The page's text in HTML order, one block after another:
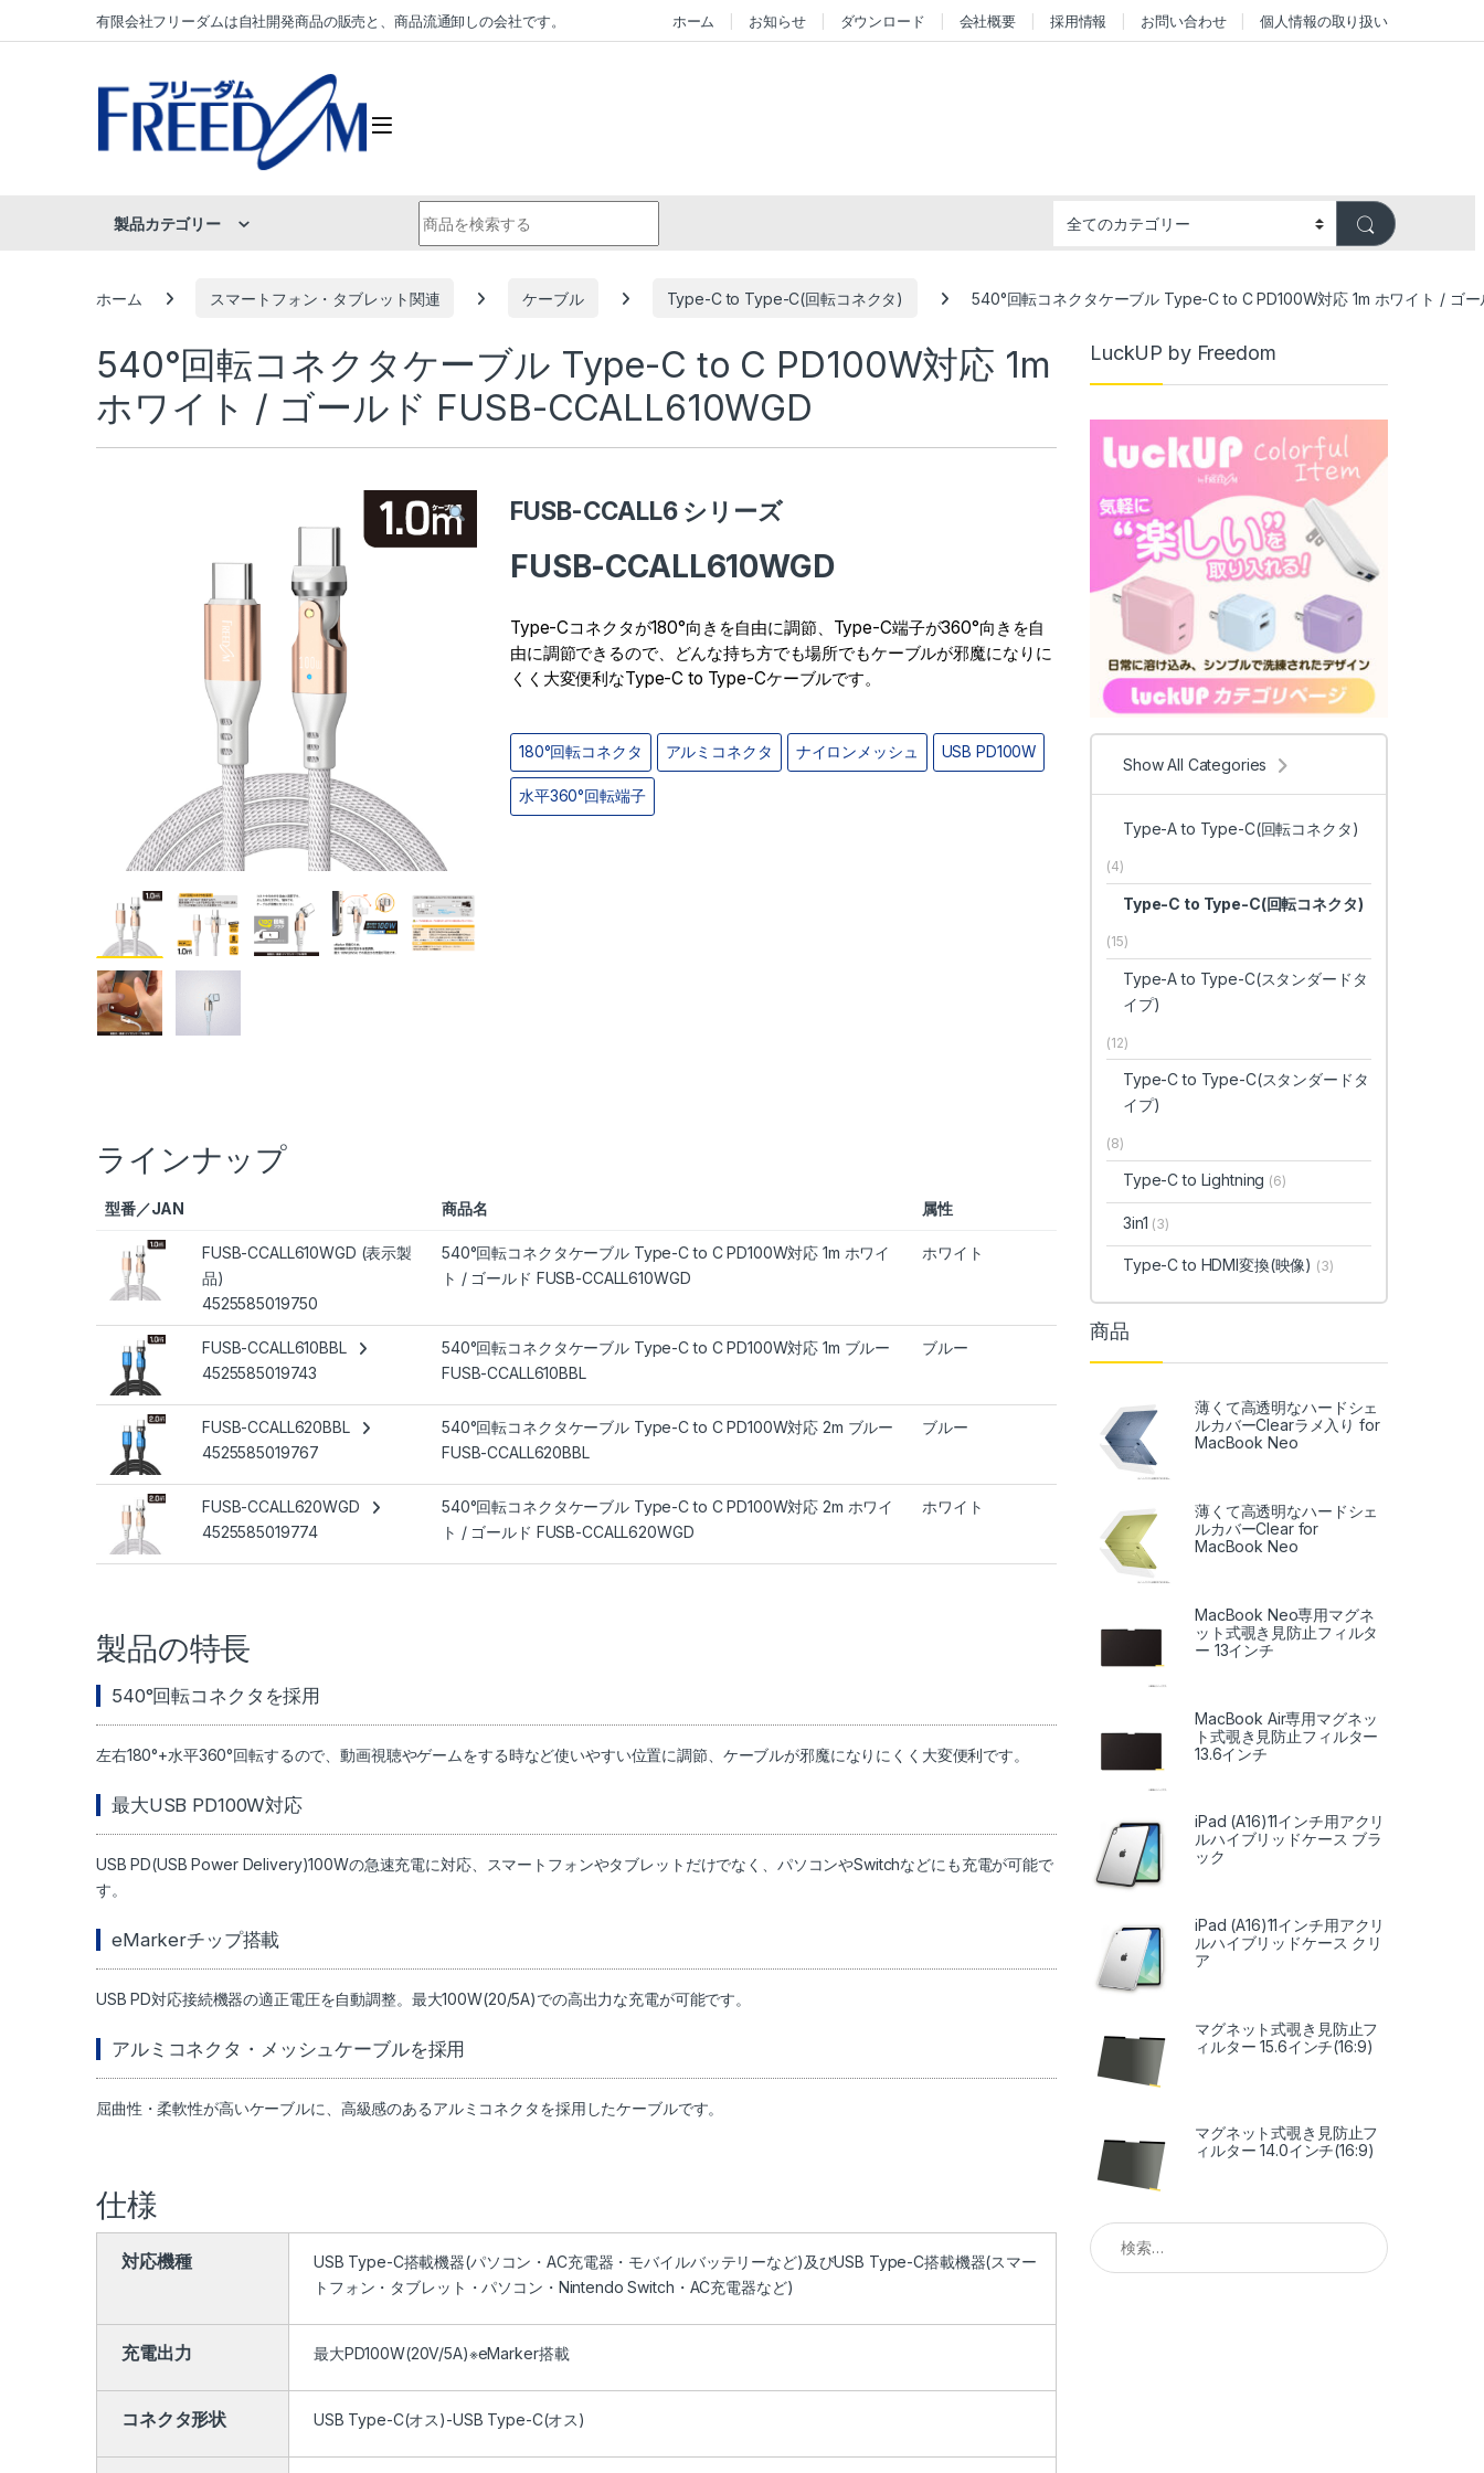
Skip to navigation
Skip to content有限会社フリーダムは自社開発商品の販売と、商品流通卸しの会社です。 ホーム お知らせ ダウンロード 会社概要 採用情報 お問い合わせ 個人情報の取り扱い
製品カテゴリー
ホーム スマートフォン・タブレット関連 ケーブル Type-C to Type-C(回転コネクタ) 540°回転コネクタケーブル Type-C to C PD100W対応 1m ホワイト / ゴー
540°回転コネクタケーブル Type-C to C PD100W対応 1m
ホワイト / ゴールド FUSB-CCALL610WGD
FUSB-CCALL6 シリーズ
FUSB-CCALL610WGD
Type-Cコネクタが180°向きを自由に調節、Type-C端子が360°向きを自
由に調節できるので、どんな持ち方でも場所でもケーブルが邪魔になりに
くく大変便利なType-C to Type-Cケーブルです。
180°回転コネクタ アルミコネクタ ナイロンメッシュ USB PD100W
水平360°回転端子
ラインナップ
型番／JAN 商品名 属性
FUSB-CCALL610WGD (表示製
品)
4525585019750
540°回転コネクタケーブル Type-C to C PD100W対応 1m ホワイ
ト / ゴールド FUSB-CCALL610WGD
ホワイト
FUSB-CCALL610BBL
4525585019743
540°回転コネクタケーブル Type-C to C PD100W対応 1m ブルー
FUSB-CCALL610BBL
ブルー
FUSB-CCALL620BBL
4525585019767
540°回転コネクタケーブル Type-C to C PD100W対応 2m ブルー
FUSB-CCALL620BBL
ブルー
FUSB-CCALL620WGD
4525585019774
540°回転コネクタケーブル Type-C to C PD100W対応 2m ホワイ
ト / ゴールド FUSB-CCALL620WGD
ホワイト
製品の特長
540°回転コネクタを採用
左右180°+水平360°回転するので、動画視聴やゲームをする時など使いやすい位置に調節、ケーブルが邪魔になりにくく大変便利です。
最大USB PD100W対応
USB PD(USB Power Delivery)100Wの急速充電に対応、スマートフォンやタブレットだけでなく、パソコンやSwitchなどにも充電が可能で
す。
eMarkerチップ搭載
USB PD対応接続機器の適正電圧を自動調整。最大100W(20/5A)での高出力な充電が可能です。
アルミコネクタ・メッシュケーブルを採用
屈曲性・柔軟性が高いケーブルに、高級感のあるアルミコネクタを採用したケーブルです。
仕様
対応機種
USB Type-C搭載機器(パソコン・AC充電器・モバイルバッテリーなど)及びUSB Type-C搭載機器(スマー
トフォン・タブレット・パソコン・Nintendo Switch・AC充電器など)
充電出力 最大PD100W(20V/5A)※eMarker搭載
コネクタ形状 USB Type-C(オス)-USB Type-C(オス)
LuckUP by Freedom
Show All Categories
Type-A to Type-C(回転コネクタ)
(4)
Type-C to Type-C(回転コネクタ)
(15)
Type-A to Type-C(スタンダードタ
イプ)
(12)
Type-C to Type-C(スタンダードタ
イプ)
(8)
Type-C to Lightning (6)
3in1 (3)
Type-C to HDMI変換(映像) (3)
商品
薄くて高透明なハードシェ
ルカバーClearラメ入り for
MacBook Neo
薄くて高透明なハードシェ
ルカバーClear for
MacBook Neo
MacBook Neo専用マグネ
ット式覗き見防止フィルタ
ー 13インチ
MacBook Air専用マグネッ
ト式覗き見防止フィルター
13.6インチ
iPad (A16)11インチ用アクリ
ルハイブリッドケース ブラ
ック
iPad (A16)11インチ用アクリ
ルハイブリッドケース クリ
ア
マグネット式覗き見防止フ
ィルター 15.6インチ(16:9)
マグネット式覗き見防止フ
ィルター 14.0インチ(16:9)
検索: